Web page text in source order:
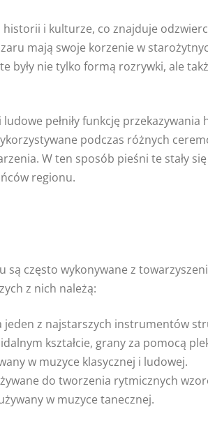
i kulturze, co znajduje
mają swoje korzenie w
były nie tylko formą rozrywki, ale
pełniły funkcję
podczas różnych
W ten sposób pieśni te stały
regionu.
są często wykonywane z
z nich należą:
z najstarszych instrumentów
kształcie, grany za pomocą
w muzyce klasycznej i ludowej.
do tworzenia rytmicznych
w muzyce tanecznej.